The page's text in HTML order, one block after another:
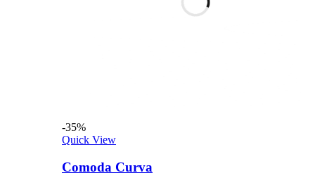
-35%
Quick View
Comoda Curva